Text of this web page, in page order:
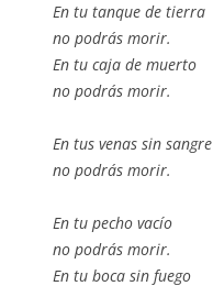
En tu tanque de tierra
no podrás morir.
En tu caja de muerto
no podrás morir.
En tus venas sin sangre
no podrás morir.
En tu pecho vacío
no podrás morir.
En tu boca sin fuego